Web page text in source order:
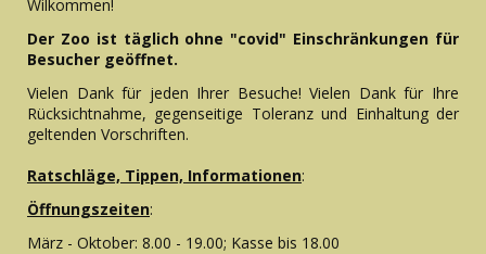
Wilkommen!
Der Zoo ist täglich ohne "covid" Einschränkungen für
Besucher geöffnet.
Vielen Dank für jeden Ihrer Besuche! Vielen Dank für Ihre
Rücksichtnahme, gegenseitige Toleranz und Einhaltung der
geltenden Vorschriften.
Ratschläge, Tippen, Informationen:
Öffnungszeiten:
März - Oktober: 8.00 - 19.00; Kasse bis 18.00